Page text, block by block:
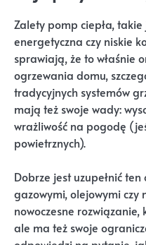
Zalety pomp ciepła,
energetyczna czy niskie
sprawiają, że to właśnie
ogrzewania domu,
tradycyjnych systemów
mają też swoje wady:
wrażliwość na pogodę
powietrznych).
Dobrze jest uzupełnić
gazowymi, olejowymi czy
nowoczesne
ale ma też swoje